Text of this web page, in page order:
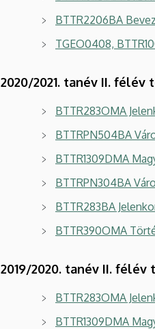
BTTR2206BA
TGEO0408,
2020/2021. tanév II. félév
BTTR283OMA
BTTRPN504BA
BTTR1309DMA
BTTRPN304BA
BTTR283BA
BTTR390OMA
2019/2020. tanév II. félév
BTTR283OMA
BTTR1309DMA